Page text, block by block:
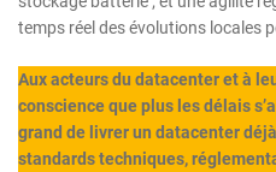
temps réel des évolutions locales
Aux acteurs du datacenter et à
conscience que plus les délais
grand de livrer un datacenter
standards techniques,